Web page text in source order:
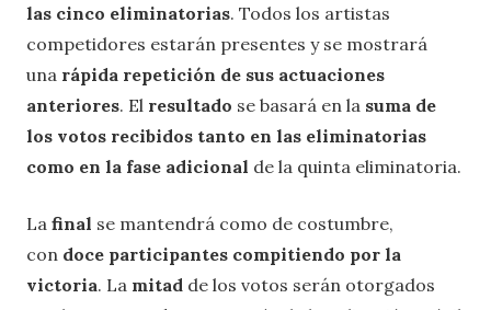
las cinco eliminatorias. Todos los artistas
competidores estarán presentes y se mostrará
una rápida repetición de sus actuaciones
anteriores. El resultado se basará en la suma de
los votos recibidos tanto en las eliminatorias
como en la fase adicional de la quinta eliminatoria.
La final se mantendrá como de costumbre,
con doce participantes compitiendo por la
victoria. La mitad de los votos serán otorgados